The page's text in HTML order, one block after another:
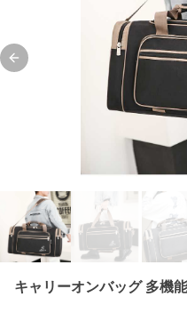
Previous slide
キャリーオンバッグ 多機